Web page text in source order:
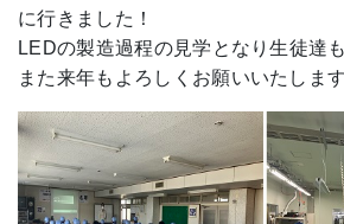
に行きました！
LEDの製造過程の見学となり生徒達
また来年もよろしくお願いいたします